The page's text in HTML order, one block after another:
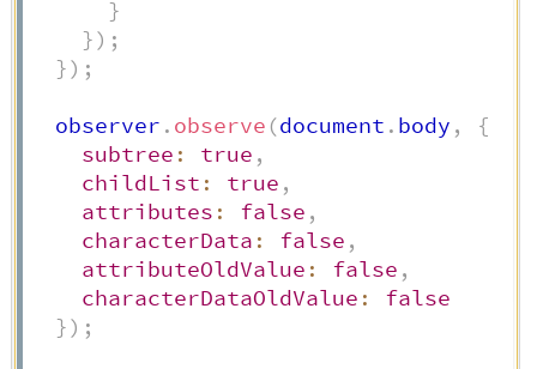
}
}) ;
}) ;
  observer
. observe (document . body ,
{
subtree : true ,
childList : true ,
attributes : false ,
characterData : false ,
attributeOldValue : false ,
characterDataOldValue :
false
}) ;